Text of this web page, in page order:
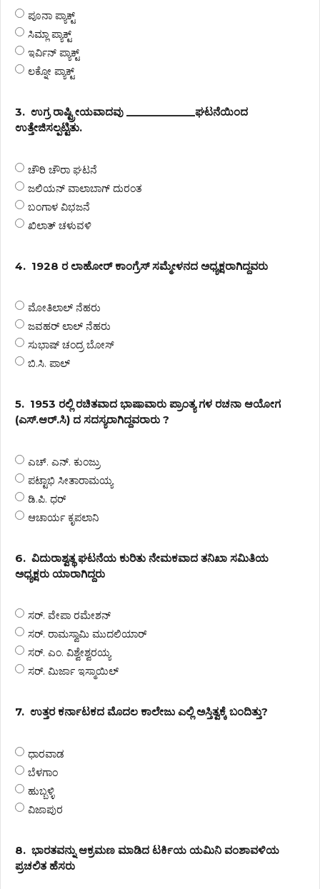
ಪೂನಾ ಪ್ಯಾಕ್ಟ್
ಸಿಮ್ಲಾ ಪ್ಯಾಕ್ಟ್
ಇರ್ವಿನ್ ಪ್ಯಾಕ್ಟ್
ಲಕ್ನೋ ಪ್ಯಾಕ್ಟ್
3. ಉಗ್ರ ರಾಷ್ಟ್ರೀಯವಾದವು ____________ಘಟನೆಯಿಂದ
ಉತ್ತೇಜಿಸಲ್ಪಟ್ಟಿತು.
ಚೌರಿ ಚೌರಾ ಘಟನೆ
ಜಲಿಯನ್ ವಾಲಾಬಾಗ್ ದುರಂತ
ಬಂಗಾಳ ವಿಭಜನೆ
ಖಿಲಾತ್ ಚಳುವಳಿ
4. 1928 ರ ಲಾಹೋರ್ ಕಾಂಗ್ರೆಸ್ ಸಮ್ಮೇಳನದ ಅಧ್ಯಕ್ಷರಾಗಿದ್ದವರು
ಮೋತಿಲಾಲ್ ನೆಹರು
ಜವಹರ್ ಲಾಲ್ ನೆಹರು
ಸುಭಾಷ್ ಚಂದ್ರ ಬೋಸ್
ಬಿ.ಸಿ. ಪಾಲ್
5. 1953 ರಲ್ಲಿ ರಚಿತವಾದ ಭಾಷಾವಾರು ಪ್ರಾಂತ್ಯ ಗಳ ರಚನಾ ಆಯೋಗ
(ಎಸ್.ಆರ್.ಸಿ) ದ ಸದಸ್ಯರಾಗಿದ್ದವರಾರು ?
ಎಚ್. ಎನ್. ಕುಂಜ್ರು
ಪಟ್ಟಾಭಿ ಸೀತಾರಾಮಯ್ಯ
ಡಿ.ಪಿ. ಧರ್
ಆಚಾರ್ಯ ಕೃಪಲಾನಿ
6. ವಿದುರಾಶ್ವತ್ಥ ಘಟನೆಯ ಕುರಿತು ನೇಮಕವಾದ ತನಿಖಾ ಸಮಿತಿಯ
ಅಧ್ಯಕ್ಷರು ಯಾರಾಗಿದ್ದರು
ಸರ್. ವೇಪಾ ರಮೇಶನ್
ಸರ್. ರಾಮಸ್ವಾಮಿ ಮುದಲಿಯಾರ್
ಸರ್. ಎಂ. ವಿಶ್ವೇಶ್ವರಯ್ಯ
ಸರ್. ಮಿರ್ಜಾ ಇಸ್ಮಾಯಿಲ್
7. ಉತ್ತರ ಕರ್ನಾಟಕದ ಮೊದಲ ಕಾಲೇಜು ಎಲ್ಲಿ ಅಸ್ತಿತ್ವಕ್ಕೆ ಬಂದಿತ್ತು?
ಧಾರವಾಡ
ಬೆಳಗಾಂ
ಹುಬ್ಬಳ್ಳಿ
ವಿಜಾಪುರ
8. ಭಾರತವನ್ನು ಆಕ್ರಮಣ ಮಾಡಿದ ಟರ್ಕಿಯ ಯಮಿನಿ ವಂಶಾವಳಿಯ
ಪ್ರಚಲಿತ ಹೆಸರು